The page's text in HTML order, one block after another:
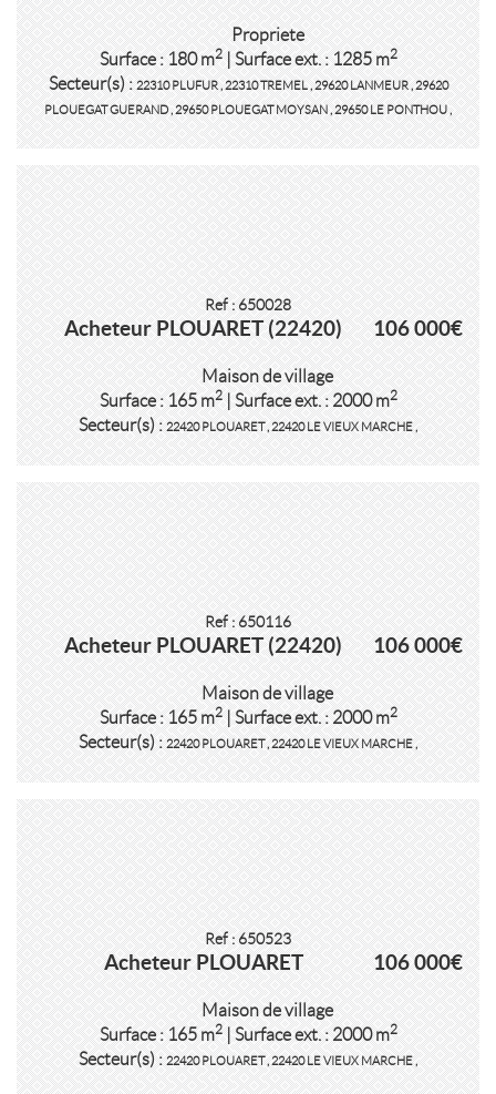
Propriete
Surface : 180 m2| Surface ext. : 1285 m2
Secteur(s) :22310 PLUFUR,22310 TREMEL,29620 LANMEUR,29620
PLOUEGAT GUERAND,29650 PLOUEGAT MOYSAN,29650 LE PONTHOU,
Ref : 650028
Acheteur PLOUARET (22420) 106 000€
Maison de village
Surface : 165 m2| Surface ext. : 2000 m2
Secteur(s) :22420 PLOUARET,22420 LE VIEUX MARCHE,
Ref : 650116
Acheteur PLOUARET (22420) 106 000€
Maison de village
Surface : 165 m2| Surface ext. : 2000 m2
Secteur(s) :22420 PLOUARET,22420 LE VIEUX MARCHE,
Ref : 650523
Acheteur PLOUARET 106 000€
Maison de village
Surface : 165 m2| Surface ext. : 2000 m2
Secteur(s) :22420 PLOUARET,22420 LE VIEUX MARCHE,